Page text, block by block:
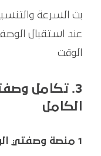
بث السرعة
عند استقبال
الوقت
3. تكامل
الكامل
1 منصة وصفتي الوطنية